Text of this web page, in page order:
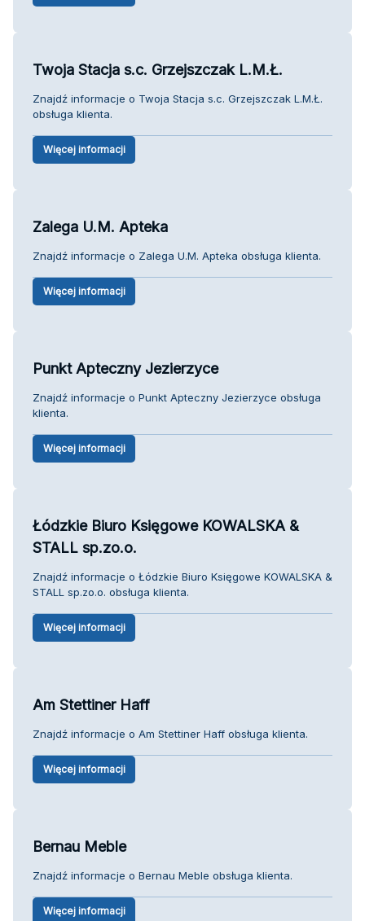
Twoja Stacja s.c. Grzejszczak L.M.Ł.
Znajdź informacje o Twoja Stacja s.c. Grzejszczak L.M.Ł.
obsługa klienta.
Więcej informacji
Zalega U.M. Apteka
Znajdź informacje o Zalega U.M. Apteka obsługa klienta.
Więcej informacji
Punkt Apteczny Jezierzyce
Znajdź informacje o Punkt Apteczny Jezierzyce obsługa
klienta.
Więcej informacji
Łódzkie Biuro Księgowe KOWALSKA &
STALL sp.zo.o.
Znajdź informacje o Łódzkie Biuro Księgowe KOWALSKA &
STALL sp.zo.o. obsługa klienta.
Więcej informacji
Am Stettiner Haff
Znajdź informacje o Am Stettiner Haff obsługa klienta.
Więcej informacji
Bernau Meble
Znajdź informacje o Bernau Meble obsługa klienta.
Więcej informacji